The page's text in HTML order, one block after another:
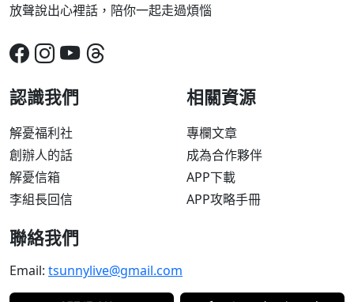
放聲說出心裡話，陪你一起走過煩惱
認識我們
解憂福利社
創辦人的話
解憂信箱
李組長回信
相關資源
專欄文章
成為合作夥伴
APP下載
APP攻略手冊
聯絡我們
Email: tsunnylive@gmail.com